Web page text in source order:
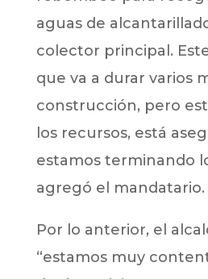
aguas de
colector principal.
que va a durar varios
construcción, pero
los recursos, está
estamos terminando
agregó el mandatario.
Por lo anterior, el
“estamos muy